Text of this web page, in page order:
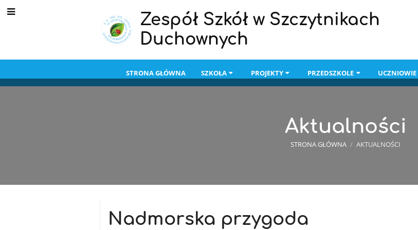
Zespół Szkół w Szczytnikach
Duchownych
STRONA GŁÓWNA SZKOŁA PROJEKTY PRZEDSZKOLE UCZNIOWIE
Aktualności
STRONA GŁÓWNA / AKTUALNOŚCI
Aktualności
Nadmorska przygoda